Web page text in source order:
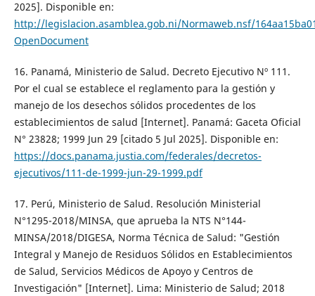
2025]. Disponible en:
http://legislacion.asamblea.gob.ni/Normaweb.nsf/
OpenDocument
16. Panamá, Ministerio de Salud. Decreto Ejecutivo Nº 111.
Por el cual se establece el reglamento para la gestión y
manejo de los desechos sólidos procedentes de los
establecimientos de salud [Internet]. Panamá: Gaceta Oficial
N° 23828; 1999 Jun 29 [citado 5 Jul 2025]. Disponible en:
https://docs.panama.justia.com/federales/decretos-
ejecutivos/111-de-1999-jun-29-1999.pdf
17. Perú, Ministerio de Salud. Resolución Ministerial
N°1295-2018/MINSA, que aprueba la NTS N°144-
MINSA/2018/DIGESA, Norma Técnica de Salud: "Gestión
Integral y Manejo de Residuos Sólidos en Establecimientos
de Salud, Servicios Médicos de Apoyo y Centros de
Investigación" [Internet]. Lima: Ministerio de Salud; 2018